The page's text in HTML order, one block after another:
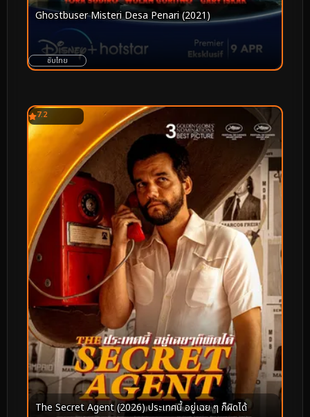
Ghostbuser Misteri Desa Penari (2021)
ซับไทย
7.2
The Secret Agent (2026) ประเทศนี้ อยู่เฉย ๆ ก็ผิดได้